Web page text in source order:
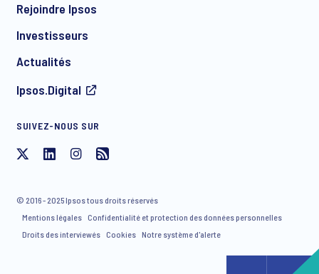
J'accepte de recevoir par e-mail des communications
avez la possibilité de vous désinscrire de notre liste de
diffusion à tout moment.
Rejoindre Ipsos
Investisseurs
Actualités
Ipsos.Digital
SUIVEZ-NOUS SUR
© 2016 - 2025 Ipsos tous droits réservés
Mentions légales Confidentialité et protection des données personnelles
Droits des interviewés Cookies Notre système d'alerte